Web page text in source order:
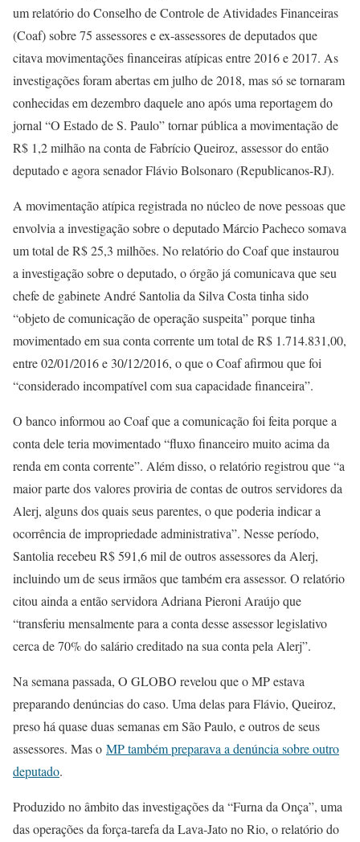
um relatório do Conselho de Controle de Atividades Financeiras
(Coaf) sobre 75 assessores e ex-assessores de deputados que
citava movimentações financeiras atípicas entre 2016 e 2017. As
investigações foram abertas em julho de 2018, mas só se tornaram
conhecidas em dezembro daquele ano após uma reportagem do
jornal “O Estado de S. Paulo” tornar pública a movimentação de
R$ 1,2 milhão na conta de Fabrício Queiroz, assessor do então
deputado e agora senador Flávio Bolsonaro (Republicanos-RJ).
A movimentação atípica registrada no núcleo de nove pessoas que
envolvia a investigação sobre o deputado Márcio Pacheco somava
um total de R$ 25,3 milhões. No relatório do Coaf que instaurou
a investigação sobre o deputado, o órgão já comunicava que seu
chefe de gabinete André Santolia da Silva Costa tinha sido
“objeto de comunicação de operação suspeita” porque tinha
movimentado em sua conta corrente um total de R$ 1.714.831,00,
entre 02/01/2016 e 30/12/2016, o que o Coaf afirmou que foi
“considerado incompatível com sua capacidade financeira”.
O banco informou ao Coaf que a comunicação foi feita porque a
conta dele teria movimentado “fluxo financeiro muito acima da
renda em conta corrente”. Além disso, o relatório registrou que “a
maior parte dos valores proviria de contas de outros servidores da
Alerj, alguns dos quais seus parentes, o que poderia indicar a
ocorrência de impropriedade administrativa”. Nesse período,
Santolia recebeu R$ 591,6 mil de outros assessores da Alerj,
incluindo um de seus irmãos que também era assessor. O relatório
citou ainda a então servidora Adriana Pieroni Araújo que
“transferiu mensalmente para a conta desse assessor legislativo
cerca de 70% do salário creditado na sua conta pela Alerj”.
Na semana passada, O GLOBO revelou que o MP estava
preparando denúncias do caso. Uma delas para Flávio, Queiroz,
preso há quase duas semanas em São Paulo, e outros de seus
assessores. Mas o MP também preparava a denúncia sobre outro
deputado.
Produzido no âmbito das investigações da “Furna da Onça”, uma
das operações da força-tarefa da Lava-Jato no Rio, o relatório do